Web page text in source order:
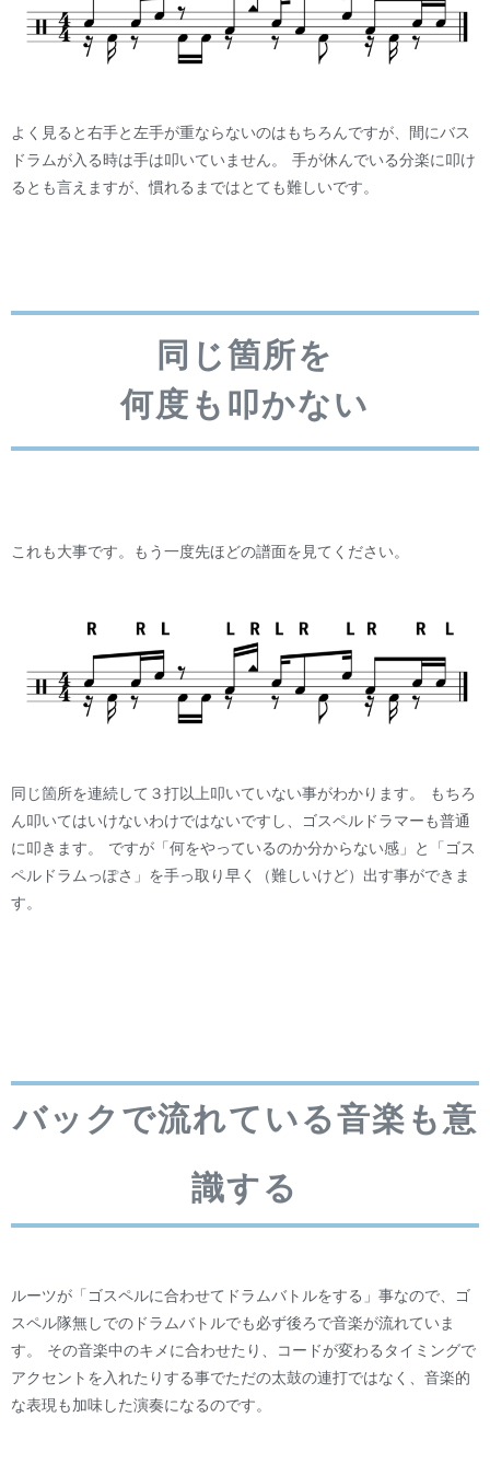
よく見ると右手と左手が重ならないのはもちろんですが、間にバス
ドラムが入る時は手は叩いていません。 手が休んでいる分楽に叩け
るとも言えますが、慣れるまではとても難しいです。
同じ箇所を
何度も叩かない
これも大事です。もう一度先ほどの譜面を見てください。
同じ箇所を連続して３打以上叩いていない事がわかります。 もちろ
ん叩いてはいけないわけではないですし、ゴスペルドラマーも普通
に叩きます。 ですが「何をやっているのか分からない感」と「ゴス
ペルドラムっぽさ」を手っ取り早く（難しいけど）出す事ができま
す。
バックで流れている音楽も意
識する
ルーツが「ゴスペルに合わせてドラムバトルをする」事なので、ゴ
スペル隊無しでのドラムバトルでも必ず後ろで音楽が流れていま
す。 その音楽中のキメに合わせたり、コードが変わるタイミングで
アクセントを入れたりする事でただの太鼓の連打ではなく、音楽的
な表現も加味した演奏になるのです。